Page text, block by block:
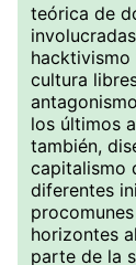
teórica de
cultura
los últimos
también,
capitalismo
diferentes
horizontes
parte de la